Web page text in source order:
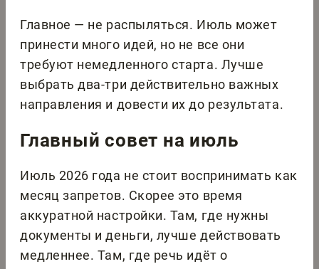
Главное — не распыляться. Июль может
принести много идей, но не все они
требуют немедленного старта. Лучше
выбрать два-три действительно важных
направления и довести их до результата.
Главный совет на июль
Июль 2026 года не стоит воспринимать как
месяц запретов. Скорее это время
аккуратной настройки. Там, где нужны
документы и деньги, лучше действовать
медленнее. Там, где речь идёт о